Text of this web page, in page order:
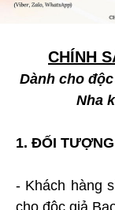
CHÍNH
Dành cho
Nha
1. ĐỐI
- Khách hàng
cho độc giả